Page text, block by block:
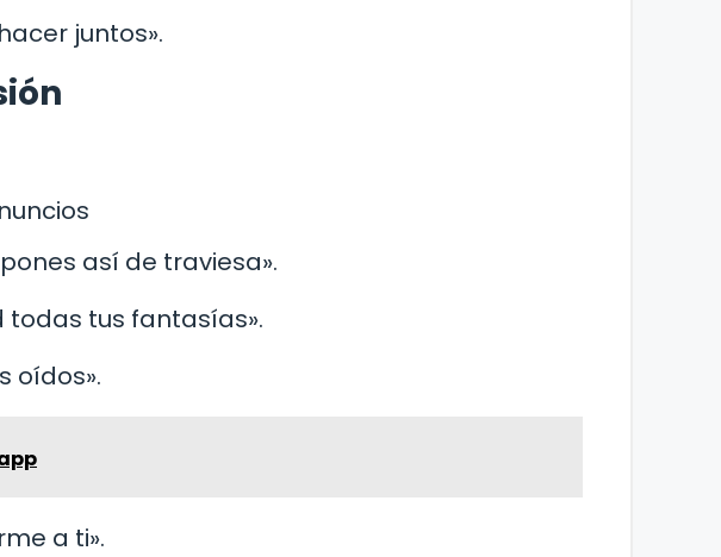
juntos».
así de traviesa».
todas tus fantasías».
oídos».
a ti».